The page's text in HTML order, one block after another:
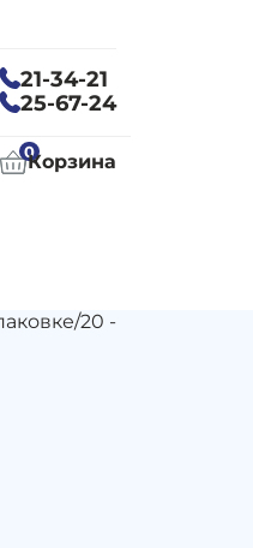
21-34-21
25-67-24
0Корзина